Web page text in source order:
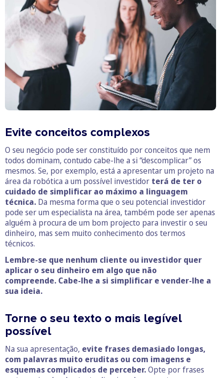
Evite conceitos complexos
O seu negócio pode ser constituído por conceitos que nem
todos dominam, contudo cabe-lhe a si “descomplicar” os
mesmos. Se, por exemplo, está a apresentar um projeto na
área da robótica a um possível investidor terá de ter o
cuidado de simplificar ao máximo a linguagem
técnica. Da mesma forma que o seu potencial investidor
pode ser um especialista na área, também pode ser apenas
alguém à procura de um bom projecto para investir o seu
dinheiro, mas sem muito conhecimento dos termos
técnicos.
Lembre-se que nenhum cliente ou investidor quer
aplicar o seu dinheiro em algo que não
compreende. Cabe-lhe a si simplificar e vender-lhe a
sua ideia.
Torne o seu texto o mais legível
possível
Na sua apresentação, evite frases demasiado longas,
com palavras muito eruditas ou com imagens e
esquemas complicados de perceber.Opte por frases